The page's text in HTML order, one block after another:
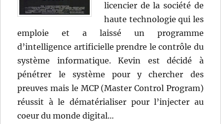
licencier de la société de
haute technologie qui les
emploie et a laissé un programme
d’intelligence artificielle prendre le contrôle du
système informatique. Kevin est décidé à
pénétrer le système pour y chercher des
preuves mais le MCP (Master Control Program)
réussit à le dématérialiser pour l’injecter au
coeur du monde digital…